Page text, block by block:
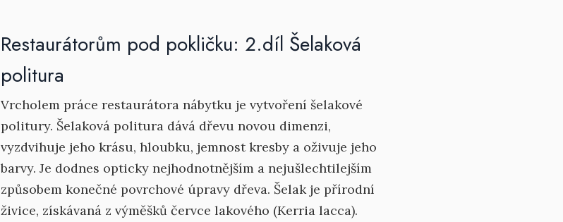
Restaurátorům pod pokličku: 2.díl Šelaková
politura
Vrcholem práce restaurátora nábytku je vytvoření šelakové
politury. Šelaková politura dává dřevu novou dimenzi,
vyzdvihuje jeho krásu, hloubku, jemnost kresby a oživuje jeho
barvy. Je dodnes opticky nejhodnotnějším a nejušlechtilejším
způsobem konečné povrchové úpravy dřeva. Šelak je přírodní
živice, získávaná z výměšků červce lakového (Kerria lacca).